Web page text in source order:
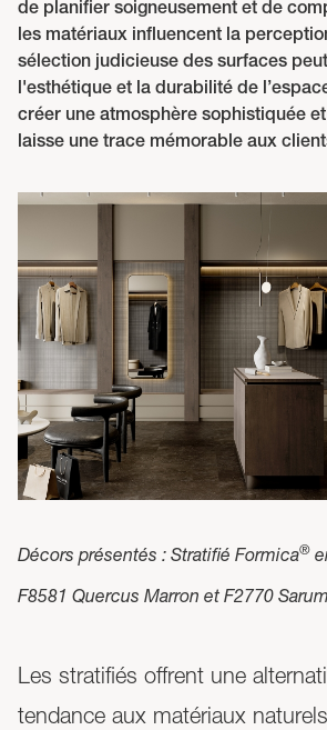
de planifier soigneusement et de
les matériaux influencent la
sélection judicieuse des surfaces
l'esthétique et la durabilité de
créer une atmosphère sophistiquée
laisse une trace mémorable aux
Décors présentés : Stratifié Formica®
F8581 Quercus Marron et F2770
Les stratifiés offrent une
tendance aux matériaux